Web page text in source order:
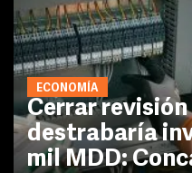
ECONOMÍA
Cerrar revisión
destrabaría
mil MDD: